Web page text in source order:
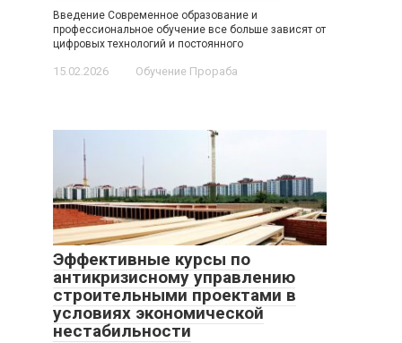
Введение Современное образование и
профессиональное обучение все больше зависят от
цифровых технологий и постоянного
15.02.2026 Обучение Прораба
Эффективные курсы по
антикризисному управлению
строительными проектами в
условиях экономической
нестабильности